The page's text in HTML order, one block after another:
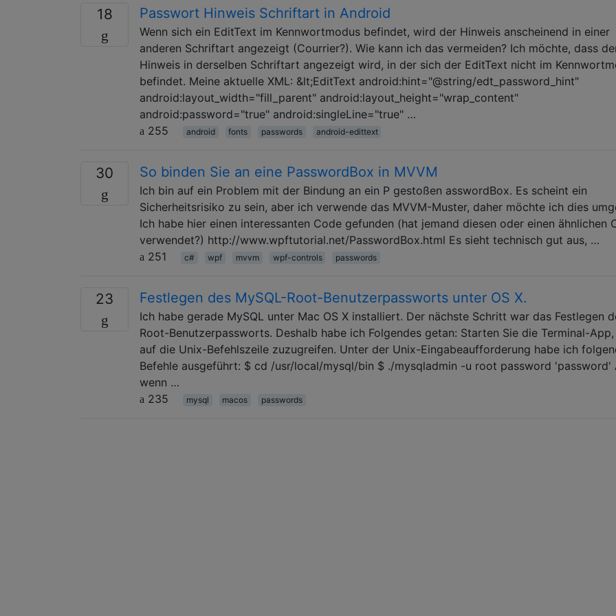
18 Passwort Hinweis Schriftart in Android
Wenn sich ein EditText im Kennwortmodus befindet, wird der Hinweis anscheinend in einer
anderen Schriftart angezeigt (Courrier?). Wie kann ich das vermeiden? Ich möchte, dass
Hinweis in derselben Schriftart angezeigt wird, in der sich der EditText nicht im
befindet. Meine aktuelle XML: &lt;EditText android:hint="@string/edt_password_hint"
android:layout_width="fill_parent" android:layout_height="wrap_content"
android:password="true" android:singleLine="true" …
255
android fonts passwords android-edittext
30 So binden Sie an eine PasswordBox in MVVM
Ich bin auf ein Problem mit der Bindung an ein P gestoßen asswordBox. Es scheint ein
Sicherheitsrisiko zu sein, aber ich verwende das MVVM-Muster, daher möchte ich dies
Ich habe hier einen interessanten Code gefunden (hat jemand diesen oder einen ähnlichen
verwendet?) http://www.wpftutorial.net/PasswordBox.html Es sieht technisch gut aus, …
251
c# wpf mvvm wpf-controls passwords
23 Festlegen des MySQL-Root-Benutzerpassworts unter OS X.
Ich habe gerade MySQL unter Mac OS X installiert. Der nächste Schritt war das Festlegen
Root-Benutzerpassworts. Deshalb habe ich Folgendes getan: Starten Sie die Terminal-App,
auf die Unix-Befehlszeile zuzugreifen. Unter der Unix-Eingabeaufforderung habe ich
Befehle ausgeführt: $ cd /usr/local/mysql/bin $ ./mysqladmin -u root password 'password'
wenn …
235
mysql macos passwords